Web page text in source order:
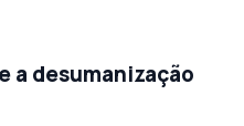
a desumanização